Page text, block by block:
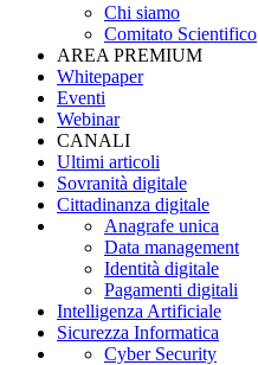
Chi siamo
Comitato Scientifico
AREA PREMIUM
Whitepaper
Eventi
Webinar
CANALI
Ultimi articoli
Sovranità digitale
Cittadinanza digitale
Anagrafe unica
Data management
Identità digitale
Pagamenti digitali
Intelligenza Artificiale
Sicurezza Informatica
Cyber Security